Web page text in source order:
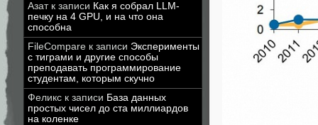
Азатк записи Как я собрал LLM-
печку на 4 GPU, и на что она
способна
FileCompare к записи Эксперименты
с тиграми и другие способы
преподавать программирование
студентам, которым скучно
Феликс к записи База данных
простых чисел до ста миллиардов
на коленке